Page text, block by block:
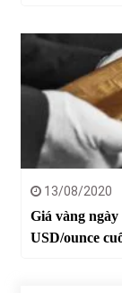
13/08/2020
Giá vàng
USD/ounce